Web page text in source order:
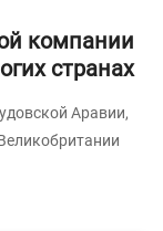
компании
странах
Аравии,